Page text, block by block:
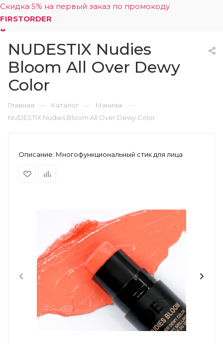
Скидка 5% на первый заказ по промокоду
FIRSTORDER
0
NUDESTIX Nudies
Bloom All Over Dewy
Color
Главная — Каталог — Макияж —
NUDESTIX Nudies Bloom All Over Dewy Color
Описание: Многофункциональный стик для лица